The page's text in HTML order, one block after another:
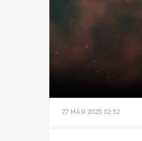
27 МАЯ 2025 02:52